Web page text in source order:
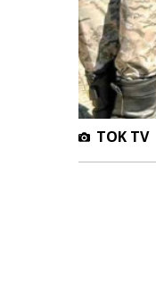
TOK TV